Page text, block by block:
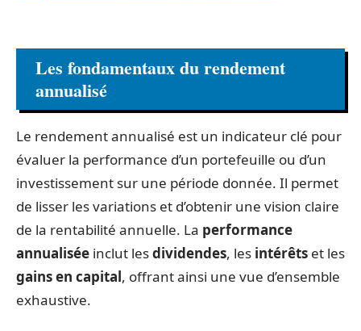
Les fondamentaux du rendement
annualisé
Le rendement annualisé est un indicateur clé pour
évaluer la performance d’un portefeuille ou d’un
investissement sur une période donnée. Il permet
de lisser les variations et d’obtenir une vision claire
de la rentabilité annuelle. La performance
annualisée inclut lesdividendes, les intérêts et les
gains en capital, offrant ainsi une vue d’ensemble
exhaustive.